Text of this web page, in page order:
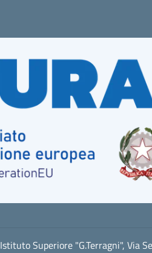
Istituto Superiore "G.Terragni", Via